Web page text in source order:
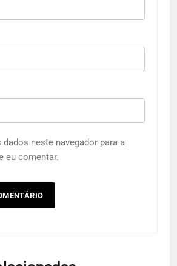
dados neste navegador para a
eu comentar.